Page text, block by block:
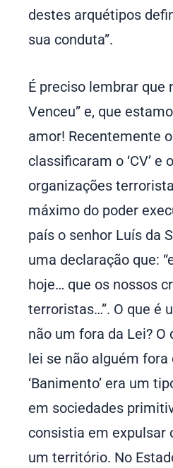
destes arquétipos
sua conduta”.
É preciso lembrar que
Venceu” e, que
amor! Recentemente
classificaram o ‘CV’ e
organizações
máximo do poder
país o senhor Luís da
uma declaração que:
hoje… que os nossos
terroristas…”. O que é
não um fora da Lei? O
lei se não alguém fora
‘Banimento’ era um
em sociedades
consistia em expulsar
um território. No